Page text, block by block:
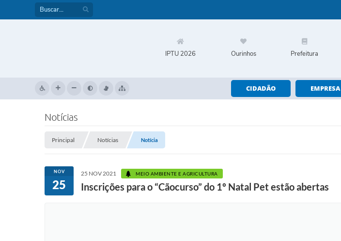
IPTU 2026 Ourinhos Prefeitura
CIDADÃO EMPRESA
Notícias
Principal Notícias Notícia
NOV
25
25 NOV 2021 MEIO AMBIENTE E AGRICULTURA
Inscrições para o “Cãocurso” do 1º Natal Pet estão abertas